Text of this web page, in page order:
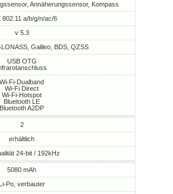
Annäherungssensor, Kompass
802.11 a/b/g/n/ac/6
v 5.3
Galileo, BDS, QZSS
USB OTG
Wi-Fi-Dualband
Wi-Fi Direct
Wi-Fi-Hotspot
Bluetooth LE
Bluetooth A2DP
2
erhältlich
24-bit / 192kHz
5080 mAh
Li-Po, verbauter